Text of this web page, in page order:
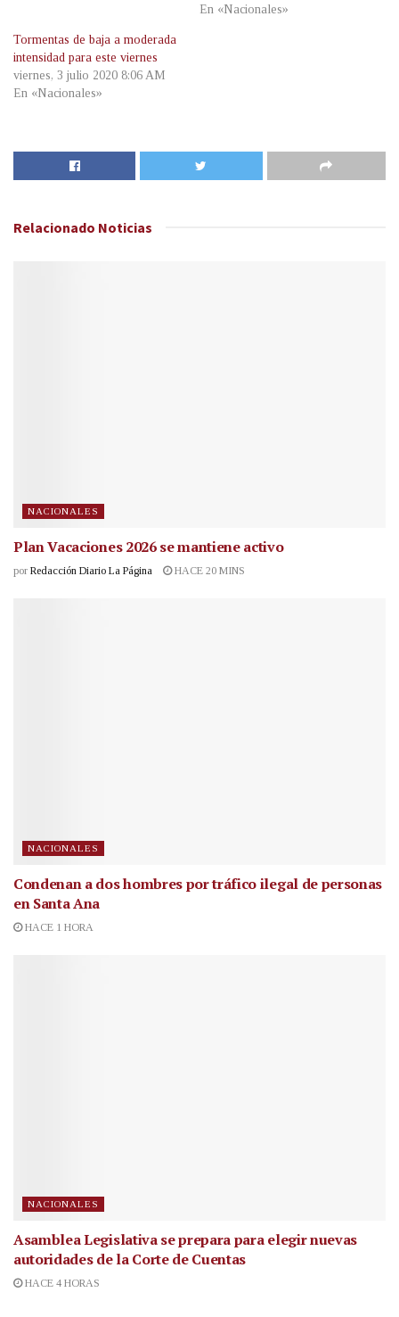
En «Nacionales»
Tormentas de baja a moderada
intensidad para este viernes
viernes, 3 julio 2020 8:06 AM
En «Nacionales»
Relacionado Noticias
NACIONALES
Plan Vacaciones 2026 se mantiene activo
por Redacción Diario La Página HACE 20 MINS
NACIONALES
Condenan a dos hombres por tráfico ilegal de personas
en Santa Ana
HACE 1 HORA
NACIONALES
Asamblea Legislativa se prepara para elegir nuevas
autoridades de la Corte de Cuentas
HACE 4 HORAS